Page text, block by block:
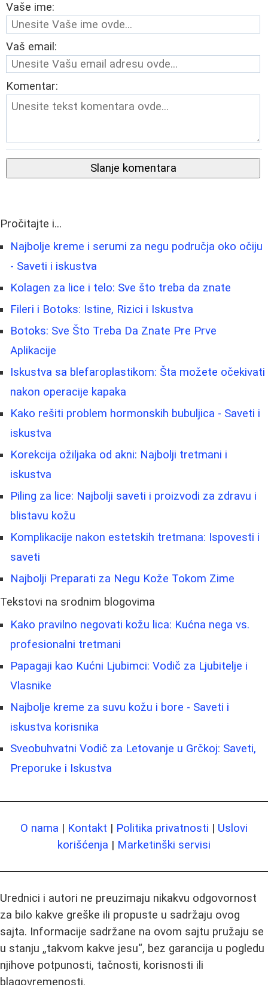
Vaše ime:
Vaš email:
Komentar:
Slanje komentara
Pročitajte i...
Najbolje kreme i serumi za negu područja oko očiju
- Saveti i iskustva
Kolagen za lice i telo: Sve što treba da znate
Fileri i Botoks: Istine, Rizici i Iskustva
Botoks: Sve Što Treba Da Znate Pre Prve
Aplikacije
Iskustva sa blefaroplastikom: Šta možete očekivati
nakon operacije kapaka
Kako rešiti problem hormonskih bubuljica - Saveti i
iskustva
Korekcija ožiljaka od akni: Najbolji tretmani i
iskustva
Piling za lice: Najbolji saveti i proizvodi za zdravu i
blistavu kožu
Komplikacije nakon estetskih tretmana: Ispovesti i
saveti
Najbolji Preparati za Negu Kože Tokom Zime
Tekstovi na srodnim blogovima
Kako pravilno negovati kožu lica: Kućna nega vs.
profesionalni tretmani
Papagaji kao Kućni Ljubimci: Vodič za Ljubitelje i
Vlasnike
Najbolje kreme za suvu kožu i bore - Saveti i
iskustva korisnika
Sveobuhvatni Vodič za Letovanje u Grčkoj: Saveti,
Preporuke i Iskustva
O nama | Kontakt | Politika privatnosti | Uslovi
korišćenja | Marketinški servisi
Urednici i autori ne preuzimaju nikakvu odgovornost
za bilo kakve greške ili propuste u sadržaju ovog
sajta. Informacije sadržane na ovom sajtu pružaju se
u stanju „takvom kakve jesu“, bez garancija u pogledu
njihove potpunosti, tačnosti, korisnosti ili
blagovremenosti.